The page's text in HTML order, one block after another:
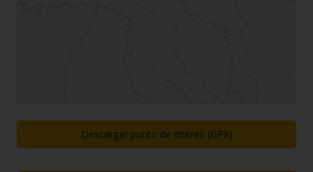
Descargar punto de interés (GPX)